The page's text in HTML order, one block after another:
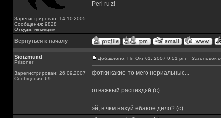
Зарегистрирован: 14.10.2005
Сообщения: 9828
Откуда: немецыя
Perl rulz!
Вернуться к началу
Sigizmund
Prisoner
Зарегистрирован: 26.09.2007
Сообщения: 69
Добавлено: Пн Окт 01, 2007 9:51 pm Заголовок
фотки какие-то мего нериальные...
отважный распиздяй (с)
эй, в чем нахуй ебаное дело? (с)